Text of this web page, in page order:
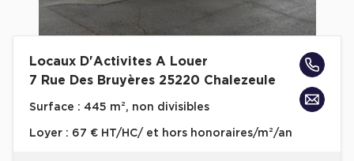
Locaux D'Activites A Louer
7 Rue Des Bruyères 25220 Chalezeule
Surface : 445 m², non divisibles
Loyer : 67 € HT/HC/ et hors honoraires/m²/an